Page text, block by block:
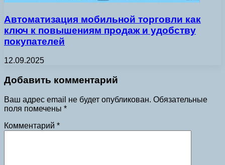
Автоматизация мобильной торговли как
ключ к повышениям продаж и удобству
покупателей
12.09.2025
Добавить комментарий
Ваш адрес email не будет опубликован. Обязательные
поля помечены *
Комментарий *